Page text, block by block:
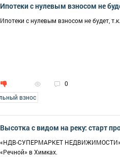
Ипотеки с нулевым взносом не
Ипотеки с нулевым взносом не будет,
0
взнос
Высотка с видом на реку: старт
«НДВ-СУПЕРМАРКЕТ НЕДВИЖИМОСТИ»
«Речной» в Химках.